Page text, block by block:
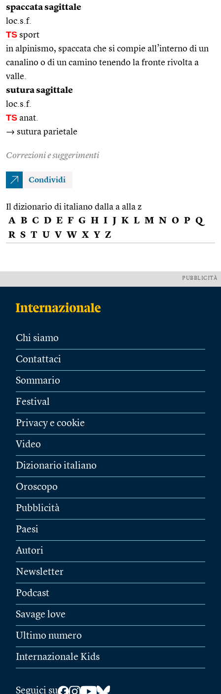
spaccata sagittale
loc.s.f.
TS sport
in alpinismo, spaccata che si compie all’interno di un
canalino o di un camino tenendo la fronte rivolta a
valle.
sutura sagittale
loc.s.f.
TS anat.
→ sutura parietale
Correzioni e suggerimenti
Condividi
Il dizionario di italiano dalla a alla z
A B C D E F G H I J K L M N O P Q
R S T U V W X Y Z
PUBBLICITÀ
Chi siamo
Contattaci
Sommario
Festival
Privacy e cookie
Video
Dizionario italiano
Oroscopo
Pubblicità
Paesi
Autori
Newsletter
Podcast
Savage love
Ultimo numero
Internazionale Kids
Seguici su